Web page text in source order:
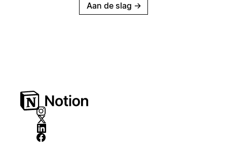
Aan de slag →